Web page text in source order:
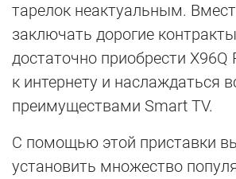
тарелок неактуальным.
заключать дорогие
достаточно приобрести X96Q
к интернету и наслаждаться
преимуществами Smart TV.
С помощью этой приставки
установить множество